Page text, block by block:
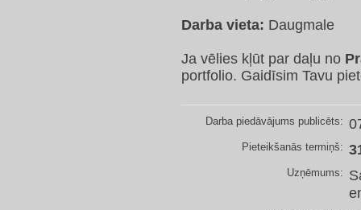
Darba vieta: Daugmale
Ja vēlies kļūt par daļu no
portfolio. Gaidīsim Tavu
Darba piedāvājums publicēts:
Pieteikšanās termiņš:
Uzņēmums: